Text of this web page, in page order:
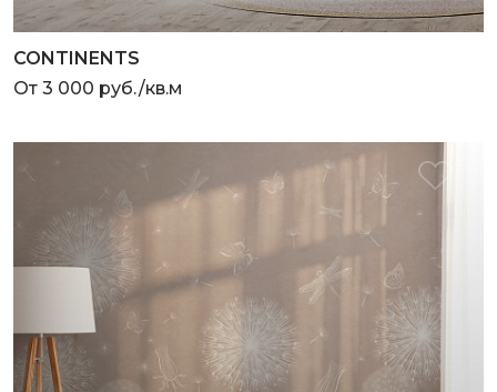
CONTINENTS
От 3 000 руб./кв.м